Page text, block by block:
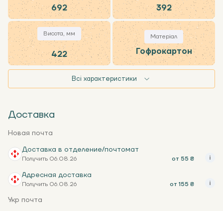
692 392
Висота, мм
422
Матеріал
Гофрокартон
Всі характеристики
Доставка
Новая почта
Доставка в отделение/почтомат
Получить 06.08.26 от 55 ₴
Адресная доставка
Получить 06.08.26 от 155 ₴
Укр почта